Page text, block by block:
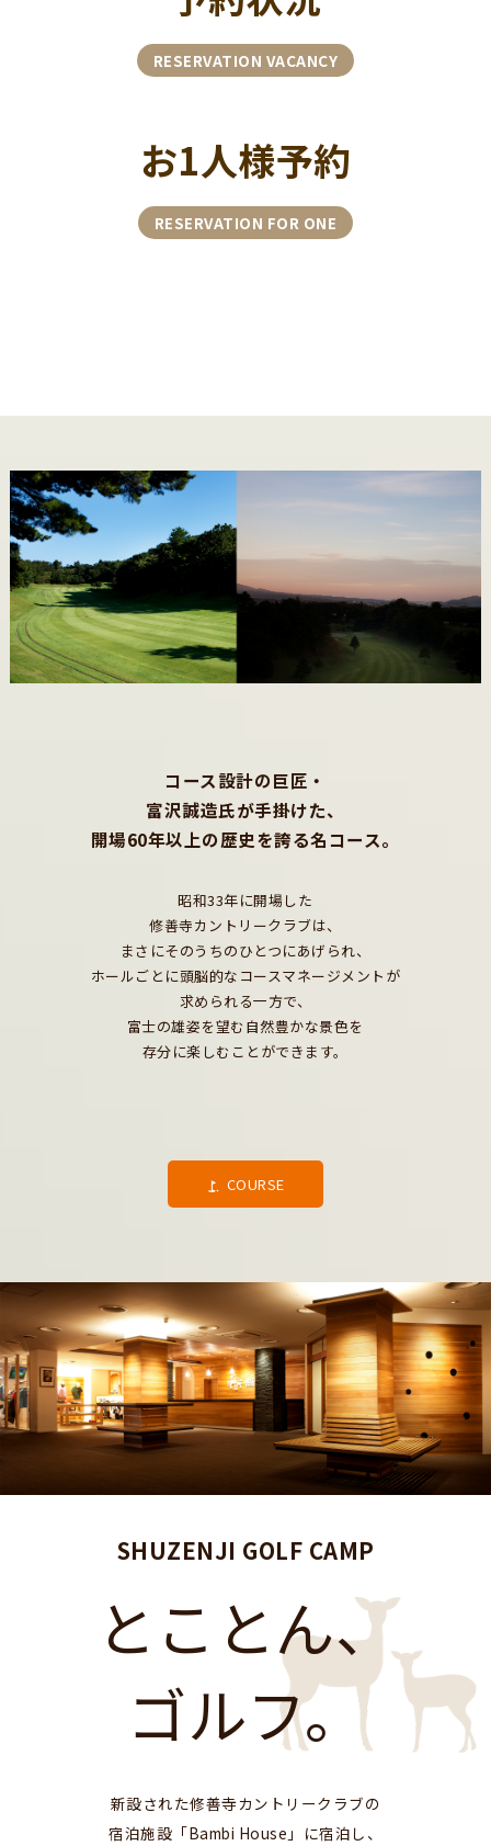
RESERVATION VACANCY
お1人様予約
RESERVATION FOR ONE
コース設計の巨匠・
富沢誠造氏が手掛けた、
開場60年以上の歴史を誇る名コース。
昭和33年に開場した
修善寺カントリークラブは、
まさにそのうちのひとつにあげられ、
ホールごとに頭脳的なコースマネージメントが
求められる一方で、
富士の雄姿を望む自然豊かな景色を
存分に楽しむことができます。
COURSE
SHUZENJI GOLF CAMP
とことん、
ゴルフ。
新設された修善寺カントリークラブの
宿泊施設「Bambi House」に宿泊し、